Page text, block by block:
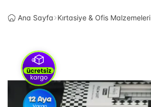
Ana Sayfa Kırtasiye & Ofis Malzemeleri